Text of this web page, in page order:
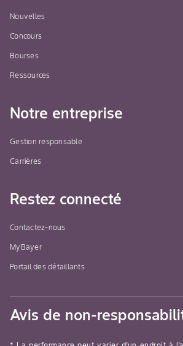
Nouvelles
Concours
Bourses
Ressources
Notre entreprise
Gestion responsable
Carrières
Restez connecté
Contactez-nous
MyBayer
Portail des détaillants
Avis de non-